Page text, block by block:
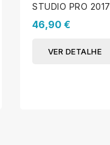
STUDIO PRO 2017
46,90 €
VER DETALHE